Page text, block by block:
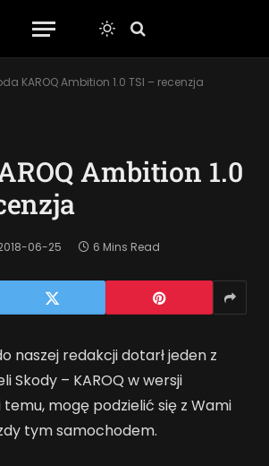
KAROQ Ambition 1.0 TSI – recenzja
Ambition 1.0
06-25 6 Mins Read
naszej redakcji dotarł jeden z
Skody – KAROQ w wersji
mogę podzielić się z Wami
tym samochodem.